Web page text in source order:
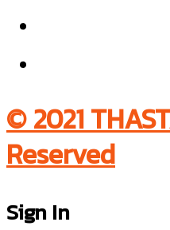
© 2021
Reserved
Sign In